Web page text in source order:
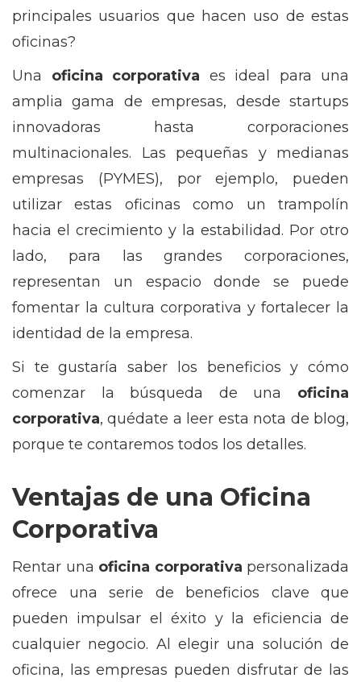
principales usuarios que hacen uso de estas
oficinas?
Una oficina corporativa es ideal para una
amplia gama de empresas, desde startups
innovadoras hasta corporaciones
multinacionales. Las pequeñas y medianas
empresas (PYMES), por ejemplo, pueden
utilizar estas oficinas como un trampolín
hacia el crecimiento y la estabilidad. Por otro
lado, para las grandes corporaciones,
representan un espacio donde se puede
fomentar la cultura corporativa y fortalecer la
identidad de la empresa.
Si te gustaría saber los beneficios y cómo
comenzar la búsqueda de una oficina
corporativa, quédate a leer esta nota de blog,
porque te contaremos todos los detalles.
Ventajas de una Oficina
Corporativa
Rentar una oficina corporativa personalizada
ofrece una serie de beneficios clave que
pueden impulsar el éxito y la eficiencia de
cualquier negocio. Al elegir una solución de
oficina, las empresas pueden disfrutar de las